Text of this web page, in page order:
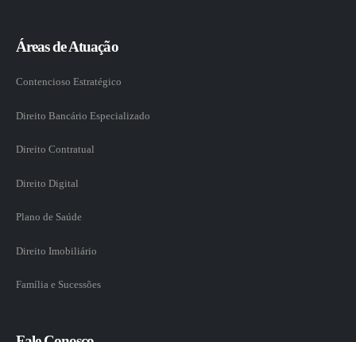
Áreas de Atuação
Contencioso Estratégico
Direito Bancário Especializado
Direito Contratual
Direito Digital
Plano de Saúde
Direito Imobiliário
Família e Sucessões